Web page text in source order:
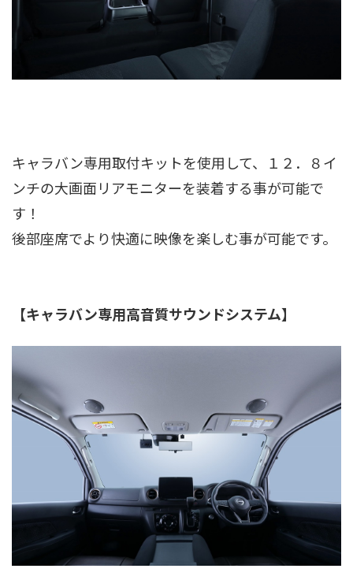
キャラバン専用取付キットを使用して、１２．８イ
ンチの大画面リアモニターを装着する事が可能で
す！
後部座席でより快適に映像を楽しむ事が可能です。
【キャラバン専用高音質サウンドシステム】